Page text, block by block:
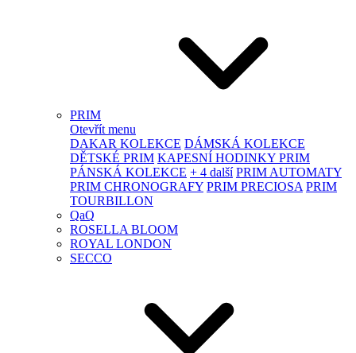
PRIM
Otevřít menu
DAKAR KOLEKCE DÁMSKÁ KOLEKCE
DĚTSKÉ PRIM KAPESNÍ HODINKY PRIM
PÁNSKÁ KOLEKCE + 4 další PRIM AUTOMATY
PRIM CHRONOGRAFY PRIM PRECIOSA PRIM
TOURBILLON
QaQ
ROSELLA BLOOM
ROYAL LONDON
SECCO